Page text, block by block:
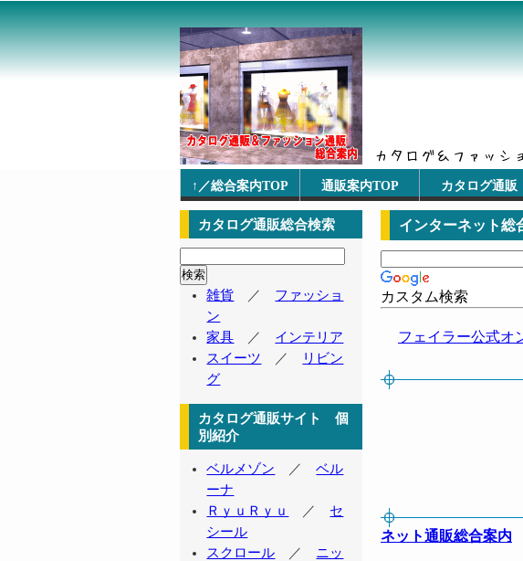
↑／総合案内TOP 通販案内TOP カタログ通販
インターネット総
カスタム検索
フェイラー公式オ
ネット通販総合案内
カタログ通販総合検索
雑貨 ／ ファッショ
ン
家具 ／ インテリア
スイーツ ／
リビン
グ
カタログ通販サイト 個
別紹介
ベルメゾン ／ベル
ーナ
ＲｙｕＲｙｕ
／ セ
シール
スクロール ／ ニッ